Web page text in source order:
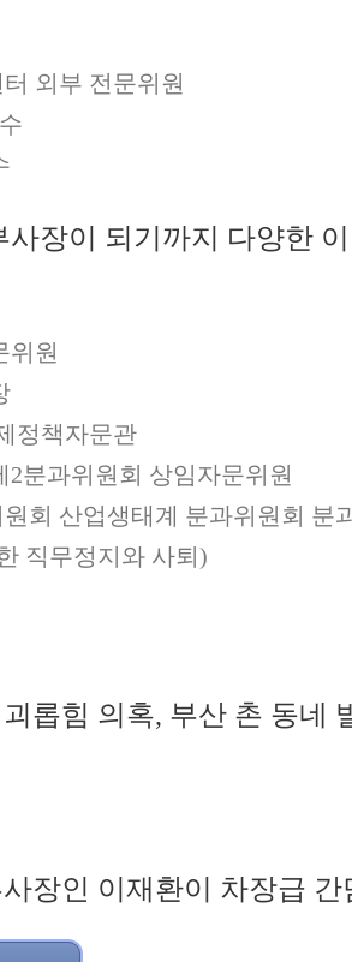
외부 전문위원
장이 되기까지 다양한
위원
정책자문관
분과위원회 상임자문위원
회 산업생태계 분과위원회 분
직무정지와 사퇴)
롭힘 의혹, 부산 촌 동네
장인 이재환이 차장급